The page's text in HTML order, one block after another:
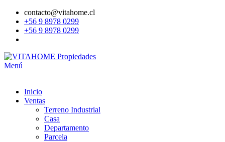
contacto@vitahome.cl
+56 9 8978 0299
+56 9 8978 0299
Menú
Inicio
Ventas
Terreno Industrial
Casa
Departamento
Parcela